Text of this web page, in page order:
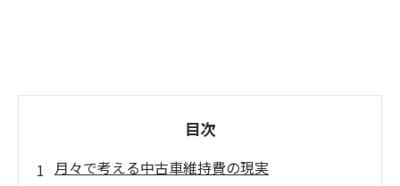
目次
月々で考える中古車維持費の現実